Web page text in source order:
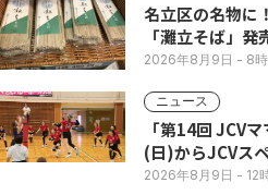
名立区の名物に
「灘立そば」発
2026年8月9日 - 8
ニュース
「第14回 JCV
(日)からJCVス
2026年8月9日 - 12